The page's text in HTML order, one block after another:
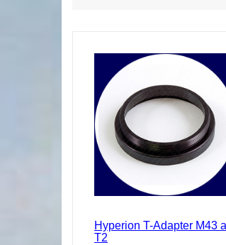
Hyperion T-Adapter M43
T2